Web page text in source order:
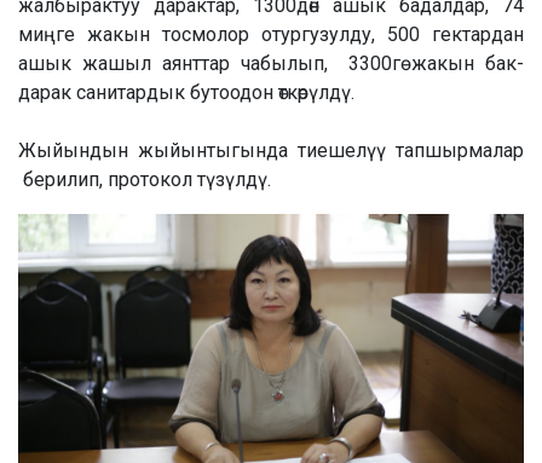
жалбырактуу дарактар, 1300дөн ашык бадалдар, 74
миңге жакын тосмолор отургузулду, 500 гектардан
ашык жашыл аянттар чабылып, 3300гө жакын бак-
дарак санитардык бутоодон өткөрүлдү.
Жыйындын жыйынтыгында тиешелүү тапшырмалар
берилип, протокол түзүлдү.